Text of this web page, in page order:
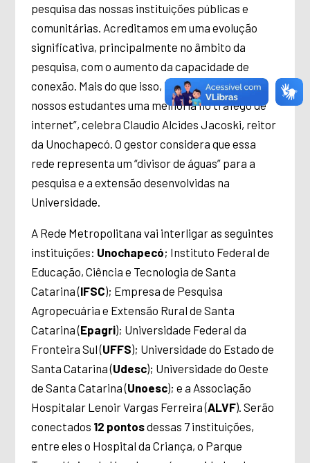
pesquisa das nossas instituições públicas e
comunitárias. Acreditamos em uma evolução
significativa, principalmente no âmbito da
pesquisa, com o aumento da capacidade de
conexão. Mais do que isso, iremos oferecer aos
nossos estudantes uma melhoria no tráfego de
internet”, celebra Claudio Alcides Jacoski, reitor
da Unochapecó. O gestor considera que essa
rede representa um “divisor de águas” para a
pesquisa e a extensão desenvolvidas na
Universidade.
A Rede Metropolitana vai interligar as seguintes
instituições: Unochapecó; Instituto Federal de
Educação, Ciência e Tecnologia de Santa
Catarina (IFSC); Empresa de Pesquisa
Agropecuária e Extensão Rural de Santa
Catarina (Epagri); Universidade Federal da
Fronteira Sul (UFFS); Universidade do Estado de
Santa Catarina (Udesc); Universidade do Oeste
de Santa Catarina (Unoesc); e a Associação
Hospitalar Lenoir Vargas Ferreira (ALVF). Serão
conectados 12 pontosdessas 7 instituições,
entre eles o Hospital da Criança, o Parque